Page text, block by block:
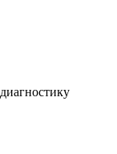
диагностику